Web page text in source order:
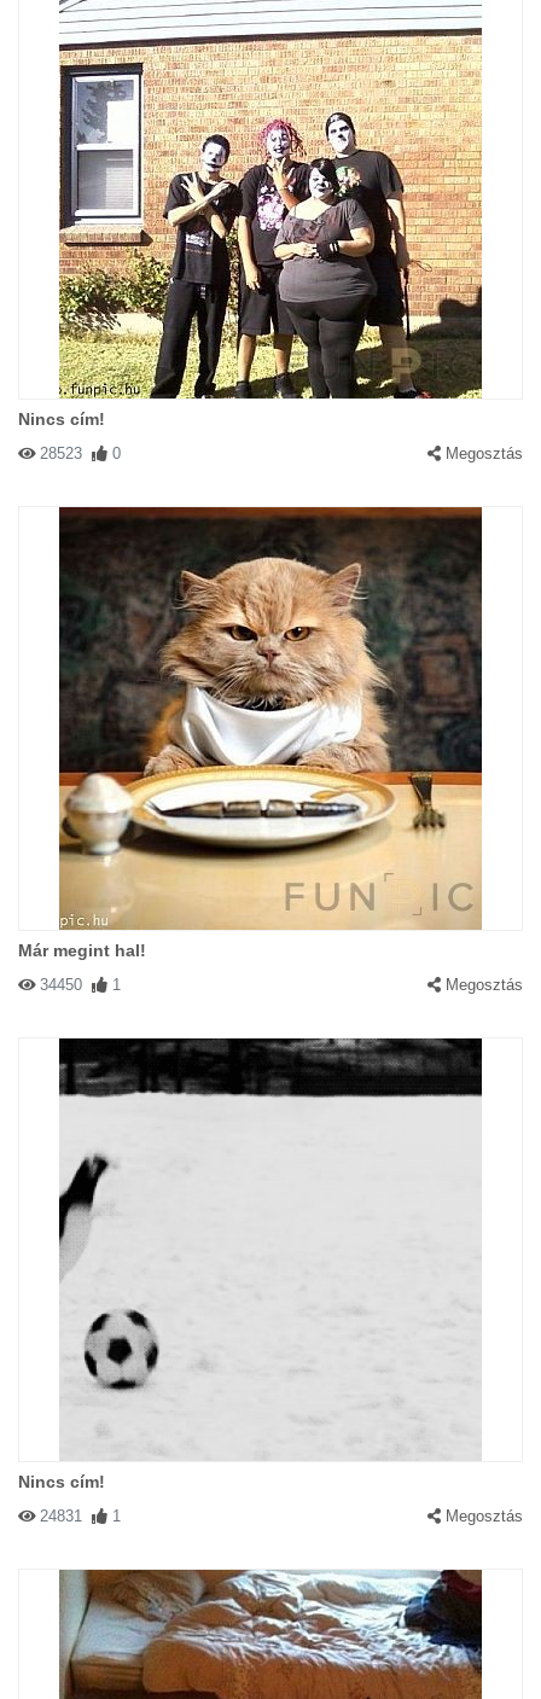
Nincs cím!
28523 0 Megosztás
Már megint hal!
34450 1 Megosztás
Nincs cím!
24831 1 Megosztás